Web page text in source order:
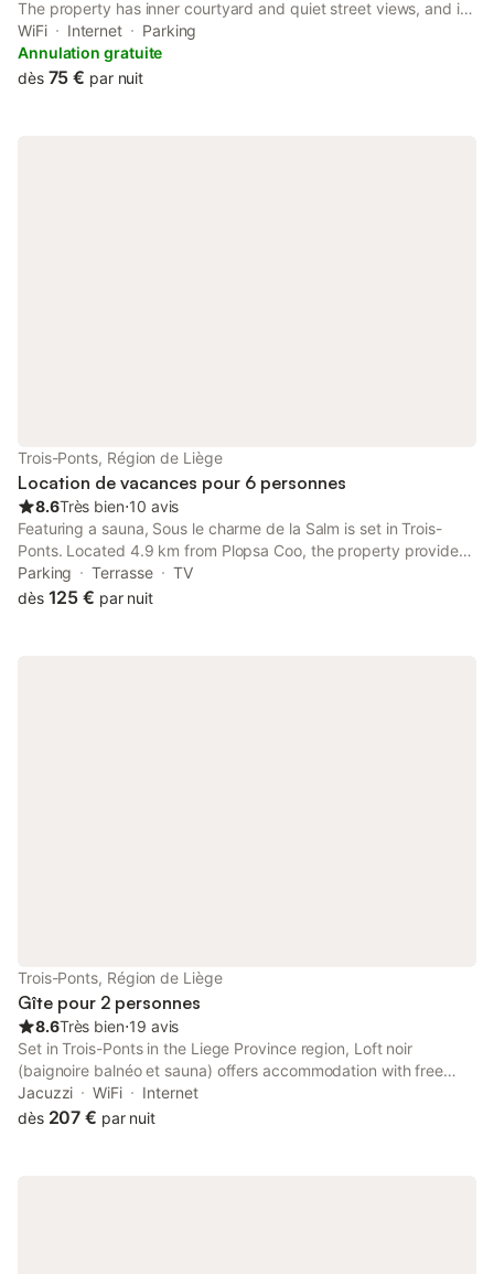
The property has inner courtyard and quiet street views, and is
11 km from Plopsa Coo. The holiday home features a sauna, free
shuttle service and free WiFi.
WiFi Internet
Parking
Annulation gratuite
dès 75 € par nuit
Trois-Ponts, Région de Liège
Location de vacances pour 6 personnes
8.6Très bien⋅10 avis
Featuring a sauna, Sous le charme de la Salm is set in Trois-
Ponts. Located 4.9 km from Plopsa Coo, the property provides
a garden and free private parking. The property is non-smoking
and is situated 15 km from Circuit Spa-Francorchamps.
Parking Terrasse
TV
dès 125 € par nuit
Trois-Ponts, Région de Liège
Gîte pour 2 personnes
8.6Très bien⋅19 avis
Set in Trois-Ponts in the Liege Province region, Loft noir
(baignoire balnéo et sauna) offers accommodation with free
WiFi and free private parking, as well as access to a sauna. A
hot tub is available for guests.
Jacuzzi WiFi
Internet
dès 207 € par nuit